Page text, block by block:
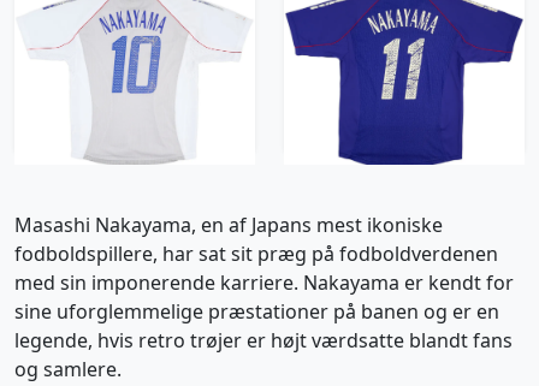
2002-04 Japan Player
Issue Away Shirt
Nakayama #10 - 4/10 -
(L)
2002-04 Japan Home
Shirt Nakayama #11 -
4/10 - (M)
261 kr / £29.99
Masashi Nakayama, en af Japans mest ikoniske
fodboldspillere, har sat sit præg på fodboldverdenen
med sin imponerende karriere. Nakayama er kendt for
sine uforglemmelige præstationer på banen og er en
legende, hvis retro trøjer er højt værdsatte blandt fans
og samlere.